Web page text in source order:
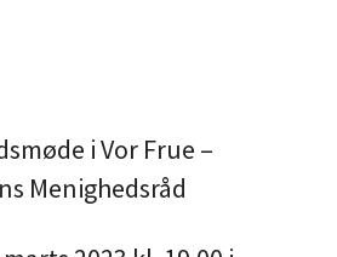
i Vor Frue –
Menighedsråd